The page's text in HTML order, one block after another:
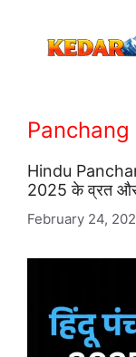
Panchang
Hindu
2025 के व्रत और
February 24,